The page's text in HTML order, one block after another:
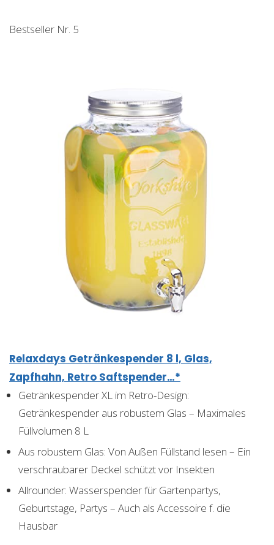
Bestseller Nr. 5
Relaxdays Getränkespender 8 l, Glas,
Zapfhahn, Retro Saftspender…*
Getränkespender XL im Retro-Design:
Getränkespender aus robustem Glas – Maximales
Füllvolumen 8 L
Aus robustem Glas: Von Außen Füllstand lesen – Ein
verschraubarer Deckel schützt vor Insekten
Allrounder: Wasserspender für Gartenpartys,
Geburtstage, Partys – Auch als Accessoire f. die
Hausbar